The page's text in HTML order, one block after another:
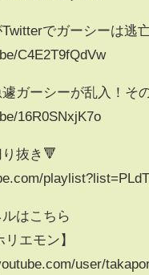
でガーシーは逃
C4E2T9fQdVw
ガーシーが乱入！そ
16R0SNxjK7o
抜き🔻
はこちら
リエモン】
user/